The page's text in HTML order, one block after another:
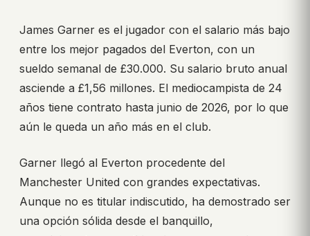
James Garner es el jugador con el salario más bajo
entre los mejor pagados del Everton, con un
sueldo semanal de £30.000. Su salario bruto anual
asciende a £1,56 millones. El mediocampista de 24
años tiene contrato hasta junio de 2026, por lo que
aún le queda un año más en el club.
Garner llegó al Everton procedente del
Manchester United con grandes expectativas.
Aunque no es titular indiscutido, ha demostrado ser
una opción sólida desde el banquillo,